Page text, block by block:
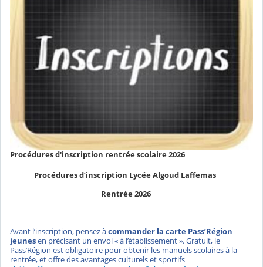
Procédures d'inscription rentrée scolaire 2026
Procédures d’inscription Lycée Algoud Laffemas
Rentrée 2026
Avant l’inscription, pensez àcommander la carte Pass’Région
jeunesen précisant un envoi « à l’établissement ». Gratuit, le
Pass’Région est obligatoire pour obtenir les manuels scolaires à la
rentrée, et offre des avantages culturels et sportifs